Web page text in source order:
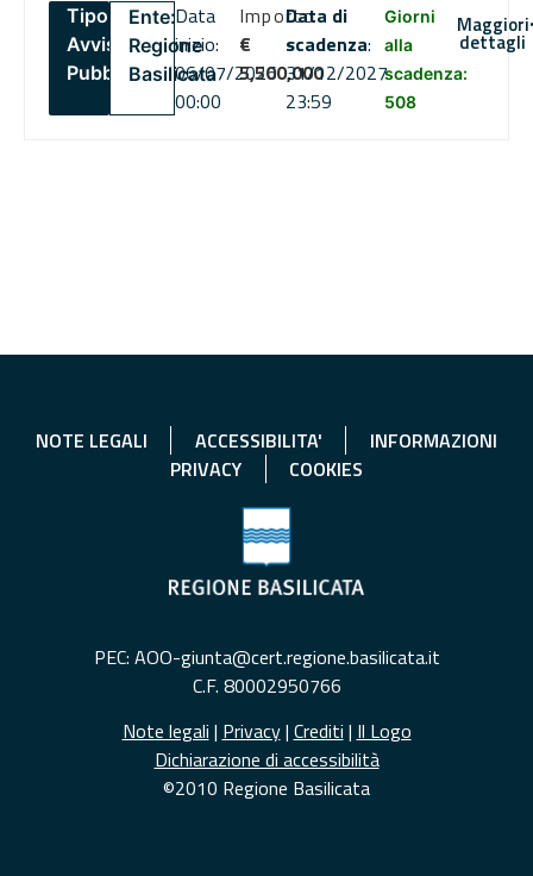
Tipo:
Avviso
Pubblico
Ente:
Regione
Basilicata
Data
inizio:
06/07/2026
00:00
Importo
€
5,500,000
Data di
scadenza:
31/12/2027
23:59
Giorni
alla
scadenza:
508
Maggiori
dettagli
NOTE LEGALI ACCESSIBILITA'
INFORMAZIONI
PRIVACY
COOKIES
PEC: AOO-giunta@cert.regione.basilicata.it
C.F. 80002950766
Note legali | Privacy| Crediti | Il Logo
Dichiarazione di accessibilità
©2010 Regione Basilicata